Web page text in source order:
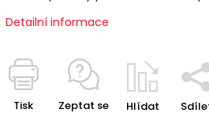
Detailní informace
Tisk Zeptat se Hlídat